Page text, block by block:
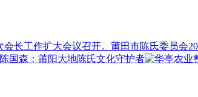
莆田市陈氏委员会
陈国森：莆阳大地陈氏文化守护者